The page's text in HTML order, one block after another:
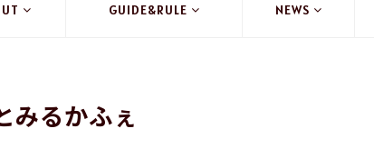
GUIDE&RULE NEWS
みるかふぇ